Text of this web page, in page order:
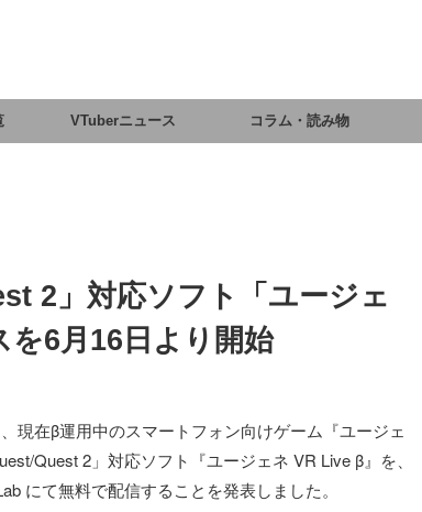
VTuberニュース コラム・読み物
2」対応ソフト「ユージェ
6月16日より開始
現在β運用中のスマートフォン向けゲーム『ユージェ
Quest 2」対応ソフト『ユージェネ VR Live β』を、
にて無料で配信することを発表しました。